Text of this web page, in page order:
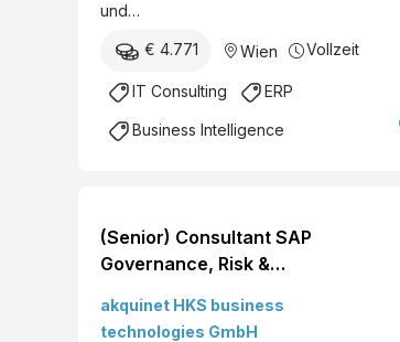
und…
€ 4.771 Wien Vollzeit
IT Consulting ERP
Business Intelligence
(Senior) Consultant SAP
Governance, Risk &
akquinet HKS business
technologies GmbH